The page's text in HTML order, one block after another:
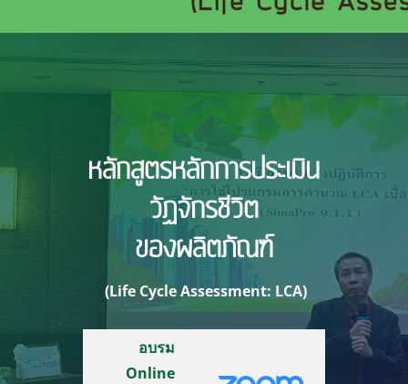
หลักสูตรหลักการประเมิน
วัฏจักรชีวิต
ของผลิตภัณฑ์
(Life Cycle Assessment: LCA)
อบรม
Online